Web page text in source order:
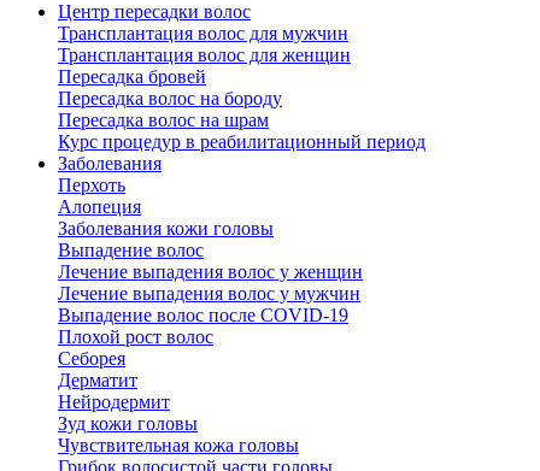
Центр пересадки волос
Трансплантация волос для мужчин
Трансплантация волос для женщин
Пересадка бровей
Пересадка волос на бороду
Пересадка волос на шрам
Курс процедур в реабилитационный период
Заболевания
Перхоть
Алопеция
Заболевания кожи головы
Выпадение волос
Лечение выпадения волос у женщин
Лечение выпадения волос у мужчин
Выпадение волос после COVID-19
Плохой рост волос
Cеборея
Дерматит
Нейродермит
Зуд кожи головы
Чувствительная кожа головы
Грибок волосистой части головы